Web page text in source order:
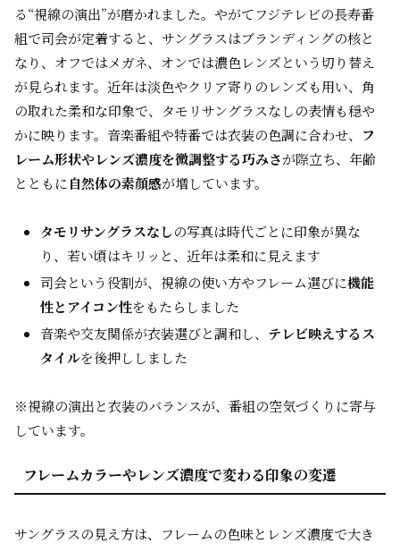
る“視線の演出”が磨かれました。やがてフジテレビの長寿番
組で司会が定着すると、サングラスはブランディングの核と
なり、オフではメガネ、オンでは濃色レンズという切り替え
が見られます。近年は淡色やクリア寄りのレンズも用い、角
の取れた柔和な印象で、タモリサングラスなしの表情も穏や
かに映ります。音楽番組や特番では衣装の色調に合わせ、 フ
レーム形状やレンズ濃度を微調整する巧みさが際立ち、年齢
とともに 自然体の素顔感が増しています。
タモリサングラスなしの写真は時代ごとに印象が異な
り、若い頃はキリッと、近年は柔和に見えます
司会という役割が、視線の使い方やフレーム選びに機能
性とアイコン性をもたらしました
音楽や交友関係が衣装選びと調和し、 テレビ映えするス
タイルを後押ししました
※視線の演出と衣装のバランスが、番組の空気づくりに寄与
しています。
フレームカラーやレンズ濃度で変わる印象の変遷
サングラスの見え方は、フレームの色味とレンズ濃度で大き